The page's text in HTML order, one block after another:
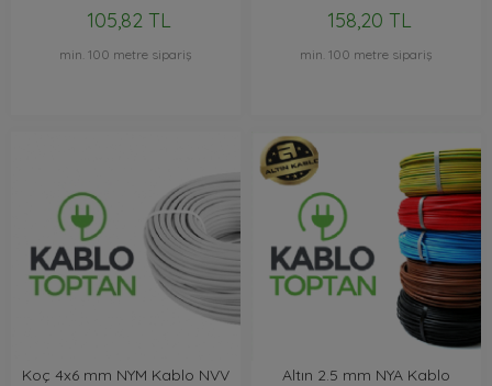
105,82 TL
min. 100 metre sipariş
158,20 TL
min. 100 metre sipariş
Koç 4x6 mm NYM Kablo NVV
Altın 2.5 mm NYA Kablo